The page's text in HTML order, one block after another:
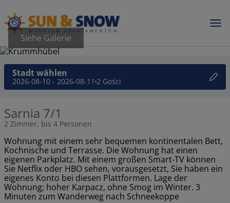
Siehe Galerie
Stadt wählen
2026-08-10 - 2026-08-11 2 Gości
Sarnia 7/1
2 Zimmer, bis 4 Personen
Wohnung mit einem sehr bequemen kontinentalen Bett,
Kochnische und Terrasse. Die Wohnung hat einen
eigenen Parkplatz. Mit einem großen Smart-TV können
Sie Netflix oder HBO sehen, vorausgesetzt, Sie haben ein
eigenes Konto bei diesen Plattformen. Lage der
Wohnung; hoher Karpacz, ohne Smog im Winter. 3
Minuten zum Wanderweg nach Schneekoppe